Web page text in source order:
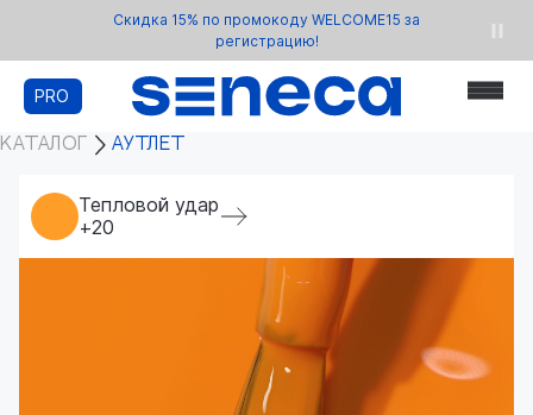
Скидка 15% по промокоду WELCOME15 за
регистрацию!
PRO
КАТАЛОГ АУТЛЕТ
Тепловой удар
+20